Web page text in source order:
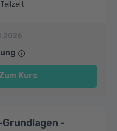
Zum Kurs
Grundlagen -